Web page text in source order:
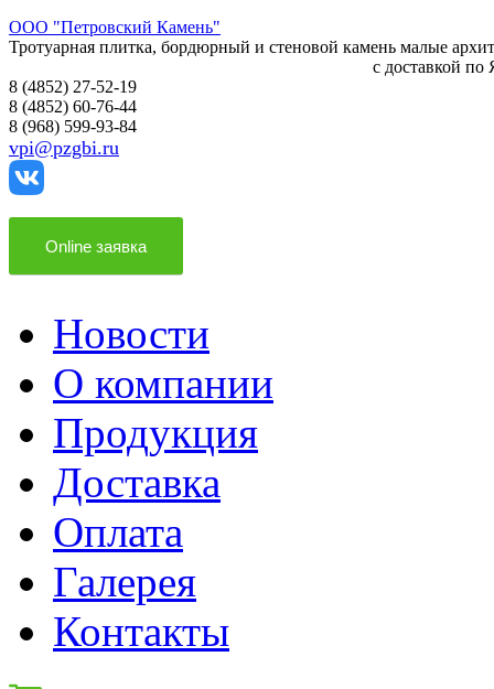
ООО "Петровский Камень"
Тротуарная плитка, бордюрный и стеновой камень малые
с доставкой по
8 (4852) 27-52-19
8 (4852) 60-76-44
8 (968) 599-93-84
vpi@pzgbi.ru
Online заявка
Новости
О компании
Продукция
Доставка
Оплата
Галерея
Контакты